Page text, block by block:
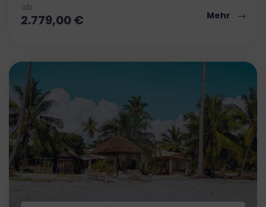
ab
2.779,00€ Mehr